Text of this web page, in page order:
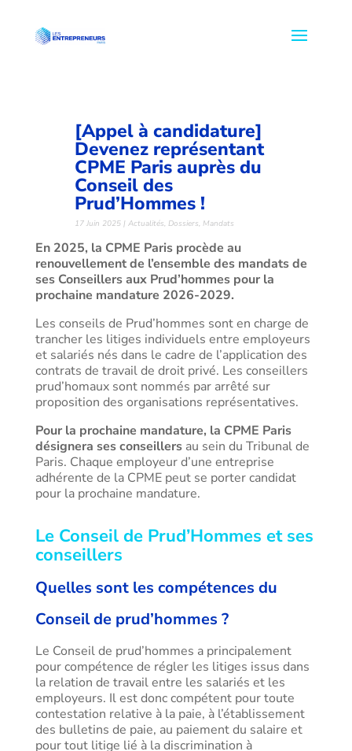
[Appel à candidature]
Devenez représentant
CPME Paris auprès du
Conseil des
Prud’Hommes !
17 Juin 2025 |Actualités,Dossiers,Mandats
En 2025, la CPME Paris procède au
renouvellement de l’ensemble des mandats de
ses Conseillers aux Prud’hommes pour la
prochaine mandature 2026-2029.
Les conseils de Prud’hommes sont en charge de
trancher les litiges individuels entre employeurs
et salariés nés dans le cadre de l’application des
contrats de travail de droit privé. Les conseillers
prud’homaux sont nommés par arrêté sur
proposition des organisations représentatives.
Pour la prochaine mandature, la CPME Paris
désignera ses conseillersau sein du Tribunal de
Paris. Chaque employeur d’une entreprise
adhérente de la CPME peut se porter candidat
pour la prochaine mandature.
Le Conseil de Prud’Hommes et ses
conseillers
Quelles sont les compétences du
Conseil de prud’hommes ?
Le Conseil de prud’hommes a principalement
pour compétence de régler les litiges issus dans
la relation de travail entre les salariés et les
employeurs. Il est donc compétent pour toute
contestation relative à la paie, à l’établissement
des bulletins de paie, au paiement du salaire et
pour tout litige lié à la discrimination à